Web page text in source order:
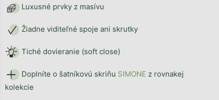
Luxusné prvky z masívu
Žiadne viditeľné spoje ani skrutky
Tiché dovieranie (soft close)
Doplníte o šatníkovú skriňu SIMONE z rovnakej
kolekcie